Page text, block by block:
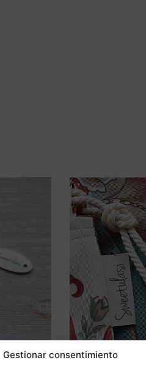
Gestionar consentimiento